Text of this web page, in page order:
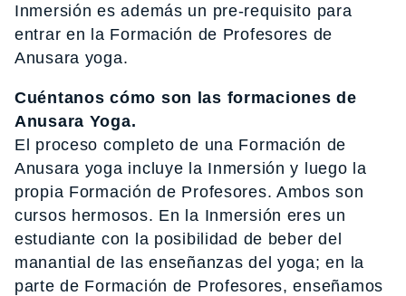
Inmersión es además un pre-requisito para
entrar en la Formación de Profesores de
Anusara yoga.
Cuéntanos cómo son las formaciones de
Anusara Yoga.
El proceso completo de una Formación de
Anusara yoga incluye la Inmersión y luego la
propia Formación de Profesores. Ambos son
cursos hermosos. En la Inmersión eres un
estudiante con la posibilidad de beber del
manantial de las enseñanzas del yoga; en la
parte de Formación de Profesores, enseñamos